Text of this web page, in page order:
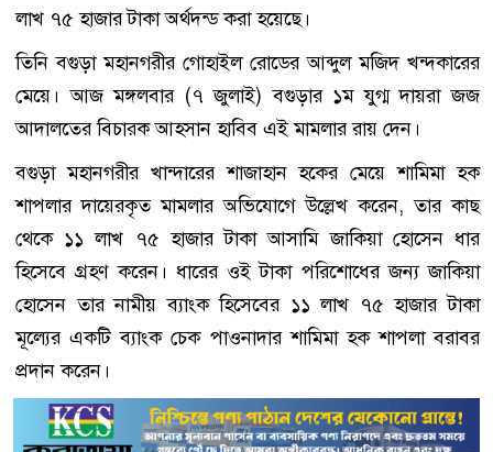
লাখ ৭৫ হাজার টাকা অর্থদন্ড করা হয়েছে।
তিনি বগুড়া মহানগরীর গোহাইল রোডের আব্দুল মজিদ খন্দকারের
মেয়ে। আজ মঙ্গলবার (৭ জুলাই) বগুড়ার ১ম যুগ্ম দায়রা জজ
আদালতের বিচারক আহসান হাবিব এই মামলার রায় দেন।
বগুড়া মহানগরীর খান্দারের শাজাহান হকের মেয়ে শামিমা হক
শাপলার দায়েরকৃত মামলার অভিযোগে উল্লেখ করেন, তার কাছ
থেকে ১১ লাখ ৭৫ হাজার টাকা আসামি জাকিয়া হোসেন ধার
হিসেবে গ্রহণ করেন। ধারের ওই টাকা পরিশোধের জন্য জাকিয়া
হোসেন তার নামীয় ব্যাংক হিসেবের ১১ লাখ ৭৫ হাজার টাকা
মূল্যের একটি ব্যাংক চেক পাওনাদার শামিমা হক শাপলা বরাবর
প্রদান করেন।